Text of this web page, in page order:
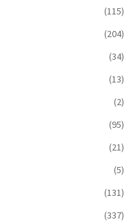
(115)
(204)
(34)
(13)
(2)
(95)
(21)
(5)
(131)
(337)